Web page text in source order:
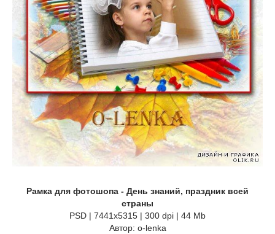
Рамка для фотошопа - День знаний, праздник всей
страны
PSD | 7441x5315 | 300 dpi | 44 Mb
Автор: o-lenka